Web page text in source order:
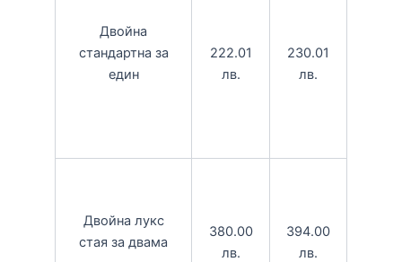
Двойна
стандартна за
един
222.01
лв.
230.01
лв.
Двойна лукс
стая за двама
380.00
лв.
394.00
лв.